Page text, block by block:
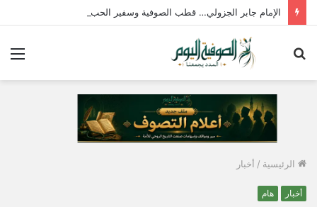
الإمام جابر الجزولي… قطب الصوفية وسفير الحب الإلهي في مصر
الرئيسية / أخبار
أخبار هام